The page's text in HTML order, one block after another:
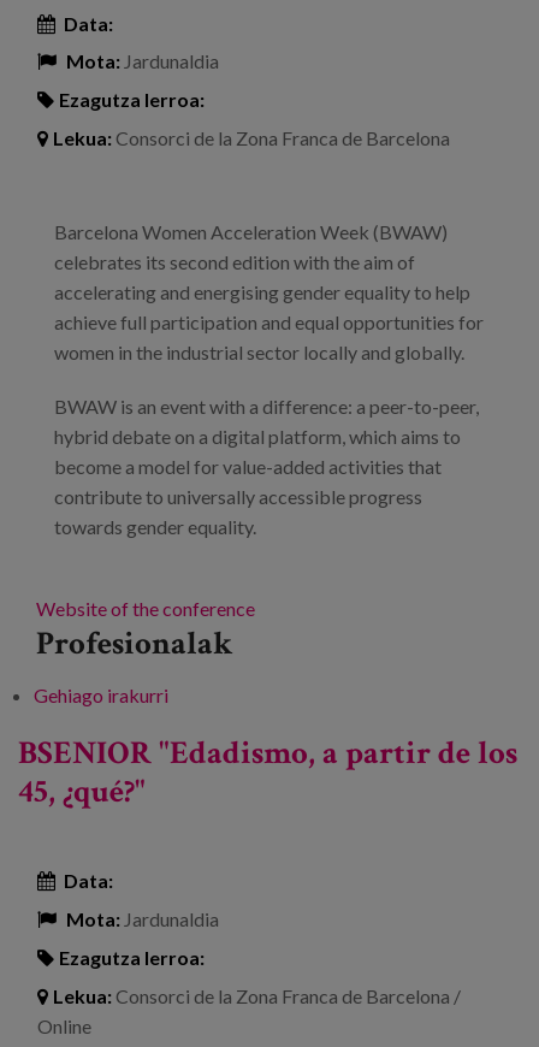
Data:
Mota: Jardunaldia
Ezagutza lerroa:
Lekua:Consorci de la Zona Franca de Barcelona
Barcelona Women Acceleration Week (BWAW)
celebrates its second edition with the aim of
accelerating and energising gender equality to help
achieve full participation and equal opportunities for
women in the industrial sector locally and globally.
BWAW is an event with a difference: a peer-to-peer,
hybrid debate on a digital platform, which aims to
become a model for value-added activities that
contribute to universally accessible progress
towards gender equality.
Website of the conference
Profesionalak
Gehiago irakurri
BSENIOR "Edadismo, a partir de los
45, ¿qué?"
Data:
Mota: Jardunaldia
Ezagutza lerroa:
Lekua:Consorci de la Zona Franca de Barcelona /
Online